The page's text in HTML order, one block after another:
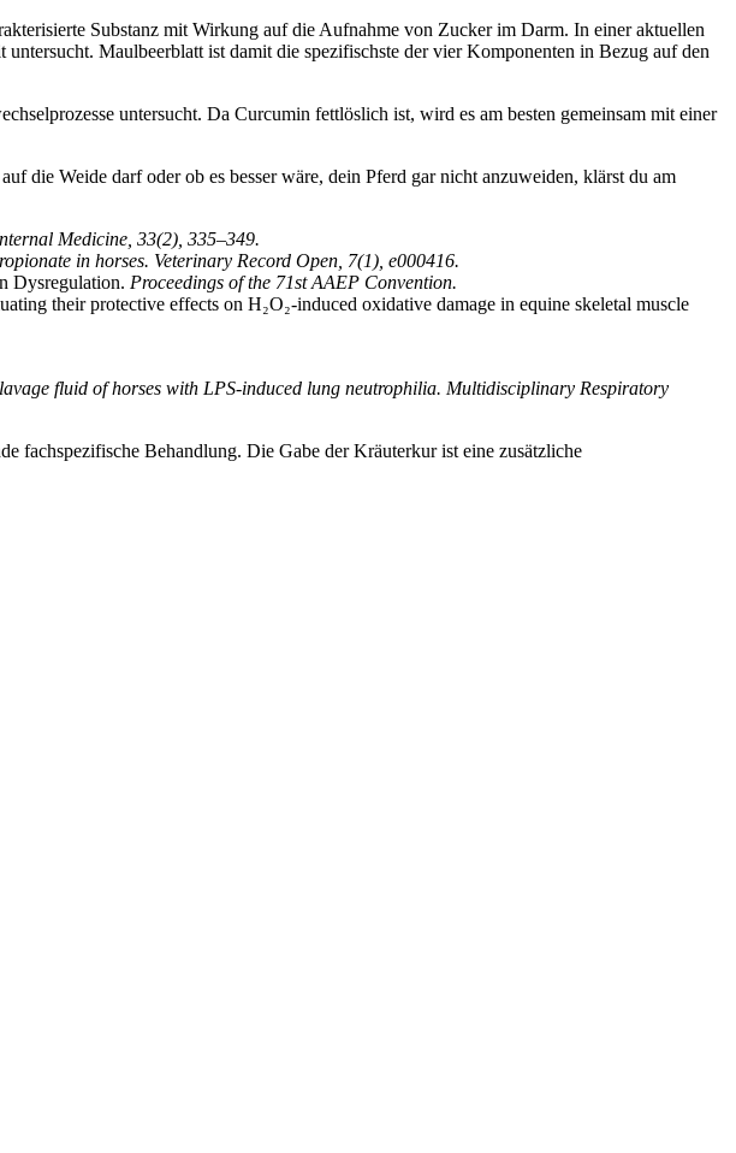
Substanz mit Wirkung auf die Aufnahme von Zucker im Darm. In einer aktuellen
Maulbeerblatt ist damit die spezifischste der vier Komponenten in Bezug auf den
untersucht. Da Curcumin fettlöslich ist, wird es am besten gemeinsam mit einer
die Weide darf oder ob es besser wäre, dein Pferd gar nicht anzuweiden, klärst du am
Medicine, 33(2), 335–349.
in horses. Veterinary Record Open, 7(1), e000416.
Dysregulation. Proceedings of the 71st AAEP Convention.
their protective effects on H₂O₂-induced oxidative damage in equine skeletal muscle
fluid of horses with LPS-induced lung neutrophilia. Multidisciplinary Respiratory
fachspezifische Behandlung. Die Gabe der Kräuterkur ist eine zusätzliche